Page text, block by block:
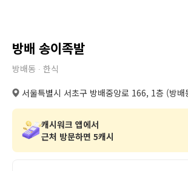
방배 송이족발
방배동 ∙ 한식
서울특별시 서초구 방배중앙로 166, 1층 (방배
지번 서울특별시 서초구 방배동 777번지 5호 1층
캐시워크 앱에서
근처 방문하면 5캐시